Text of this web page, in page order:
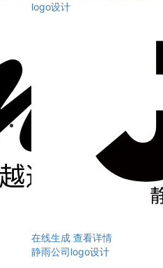
logo设计
在线生成 查看详情
静雨公司logo设计